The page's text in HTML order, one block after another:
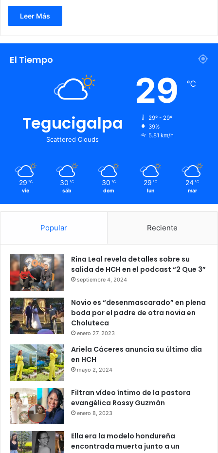
Leer Más
El Tiempo
Tegucigalpa
Scattered Clouds
29 ℃
29º - 29º
39%
5.81 km/h
29 ℃
vie
30 ℃
sáb
30 ℃
dom
29 ℃
lun
24 ℃
mar
Popular Reciente
Rina Leal revela detalles sobre su
salida de HCH en el podcast “2 Que 3”
septiembre 4, 2024
Novio es “desenmascarado” en plena
boda por el padre de otra novia en
Choluteca
enero 27, 2023
Ariela Cáceres anuncia su último día
en HCH
mayo 2, 2024
Filtran vídeo íntimo de la pastora
evangélica Rossy Guzmán
enero 8, 2023
Ella era la modelo hondureña
encontrada muerta junto a un